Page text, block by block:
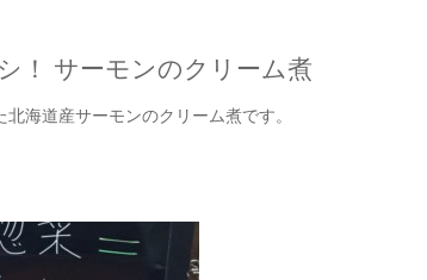
！ サーモンのクリーム煮
海道産サーモンのクリーム煮です。